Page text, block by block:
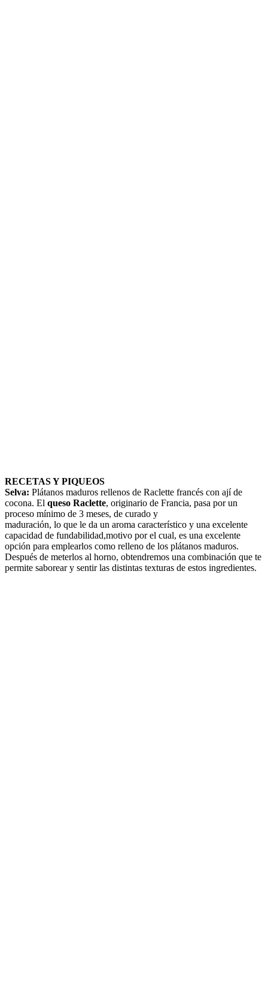
RECETAS Y PIQUEOS
Selva: Plátanos maduros rellenos de Raclette francés con ají de
cocona. El queso Raclette, originario de Francia, pasa por un
proceso mínimo de 3 meses, de curado y
maduración, lo que le da un aroma característico y una excelente
capacidad de fundabilidad,motivo por el cual, es una excelente
opción para emplearlos como relleno de los plátanos maduros.
Después de meterlos al horno, obtendremos una combinación que te
permite saborear y sentir las distintas texturas de estos ingredientes.